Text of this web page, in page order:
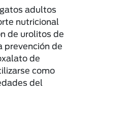
adultos
nutricional
de urolitos de
prevención de
de
como
del